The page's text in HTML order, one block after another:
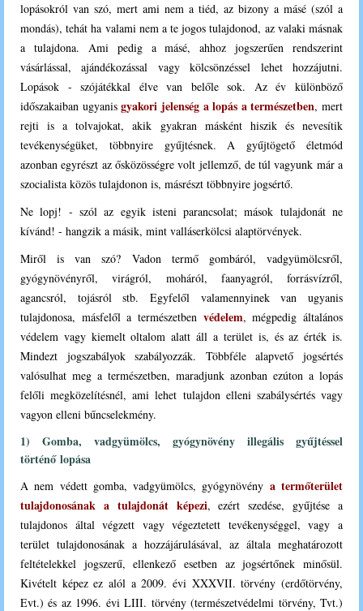
lopásokról van szó, mert ami nem a tiéd, az bizony a másé (szól a
mondás), tehát ha valami nem a te jogos tulajdonod, az valaki másnak
a tulajdona. Ami pedig a másé, ahhoz jogszerűen rendszerint
vásárlással, ajándékozással vagy kölcsönzéssel lehet hozzájutni.
Lopások - szójátékkal élve van belőle sok. Az év különböző
időszakaiban ugyanisgyakori jelenség a lopás a természetben, mert
rejti is a tolvajokat, akik gyakran másként hiszik és nevesítik
tevékenységüket, többnyire gyűjtésnek. A gyűjtögető életmód
azonban egyrészt az ősközösségre volt jellemző, de túl vagyunk már a
szocialista közös tulajdonon is, másrészt többnyire jogsértő.
Ne lopj! - szól az egyik isteni parancsolat; mások tulajdonát ne
kívánd! - hangzik a másik, mint valláserkölcsi alaptörvények.
Miről is van szó? Vadon termő gombáról, vadgyümölcsről,
gyógynövényről, virágról, moháról, faanyagról, forrásvízről,
agancsról, tojásról stb. Egyfelől valamennyinek van ugyanis
tulajdonosa, másfelől a természetben védelem, mégpedig általános
védelem vagy kiemelt oltalom alatt áll a terület is, és az érték is.
Mindezt jogszabályok szabályozzák. Többféle alapvető jogsértés
valósulhat meg a természetben, maradjunk azonban ezúton a lopás
felőli megközelítésnél, ami lehet tulajdon elleni szabálysértés vagy
vagyon elleni bűncselekmény.
1) Gomba, vadgyümölcs, gyógynövény illegális gyűjtéssel
történő lopása
A nem védett gomba, vadgyümölcs, gyógynövény a termőterület
tulajdonosának a tulajdonát képezi, ezért szedése, gyűjtése a
tulajdonos által végzett vagy végeztetett tevékenységgel, vagy a
terület tulajdonosának a hozzájárulásával, az általa meghatározott
feltételekkel jogszerű, ellenkező esetben az jogsértőnek minősül.
Kivételt képez ez alól a 2009. évi XXXVII. törvény (erdőtörvény,
Evt.) és az 1996. évi LIII. törvény (természetvédelmi törvény, Tvt.)